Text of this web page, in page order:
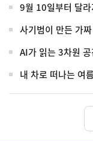
9월 10일부터 달
사기범이 만든 가
AI가 읽는 3차원
내 차로 떠나는 여